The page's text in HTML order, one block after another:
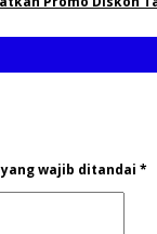
yang wajib ditandai *